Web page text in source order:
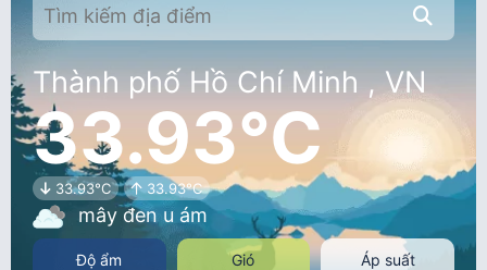
Thành phố Hồ Chí Minh , VN
33.93°C
33.93°C 33.93°C
mây đen u ám
Độ ẩm
Gió
Áp suất